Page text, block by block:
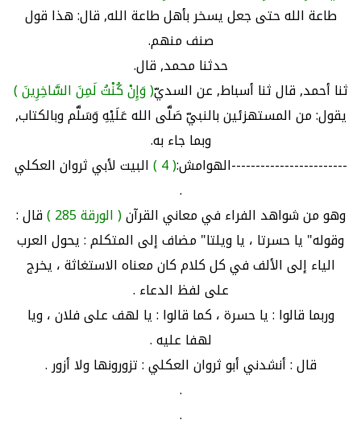
طاعة الله حتى جعل يسخر بأهل طاعة الله, قال: هذا قول
صنف منهم.
حدثنا محمد, قال.
ثنا أحمد, قال ثنا أسباط, عن السديّ( وَإِنْ كُنْتُ لَمِنَ السَّاخِرِينَ )
يقول: من المستهزئين بالنبيّ صَلَّى الله عَلَيْهِ وَسَلَّم وبالكتاب,
وبما جاء به.
------------------------الهوامش:( 4 )
البيت لأبي ثروان العكلي
.
وهو من شواهد الفراء في معاني القرآن( الورقة 285 )
قال :
وقوله" يا حسرتا ، يا ويلتا" مضاف إلى المتكلم : يحول العرب
الياء إلى الألف في كل كلام كان معناه الاستغاثة ، يخرج
على لفظ الدعاء .
وربما قالوا : يا حسرة ، كما قالوا : يا لهف على فلان ، ويا
لهفا عليه .
قال : أنشدني أبو ثروان العكلي : تزورونها ولا أزور .
.
.